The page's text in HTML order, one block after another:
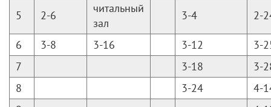
5 2-6
читальный
зал
3-4 2-
6 3-8 3-16 3-12
3-
7
3-18
3-
8
3-24
4-